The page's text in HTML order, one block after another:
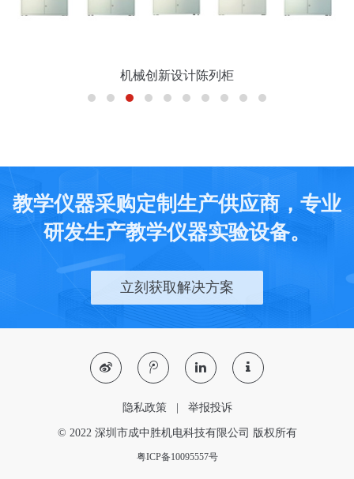
机械创新设计陈列柜
教学仪器采购定制生产供应商，专业
研发生产教学仪器实验设备。
立刻获取解决方案
隐私政策| 举报投诉
© 2022 深圳市成中胜机电科技有限公司 版权所有
粤ICP备10095557号